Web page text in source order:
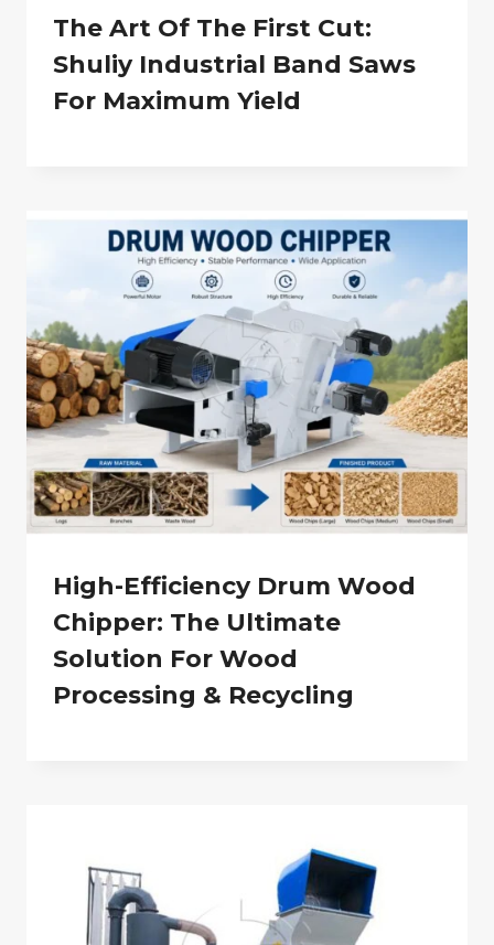
The Art Of The First Cut:
Shuliy Industrial Band Saws
For Maximum Yield
High-Efficiency Drum Wood
Chipper: The Ultimate
Solution For Wood
Processing & Recycling